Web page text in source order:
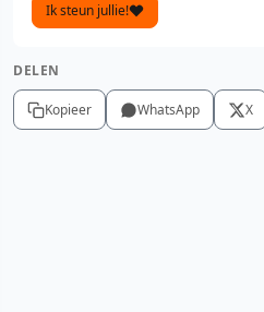
Ik steun jullie!
DELEN
Kopieer WhatsApp X